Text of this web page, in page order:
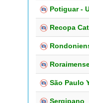
Potiguar -
Recopa
São Paulo
Sergipano